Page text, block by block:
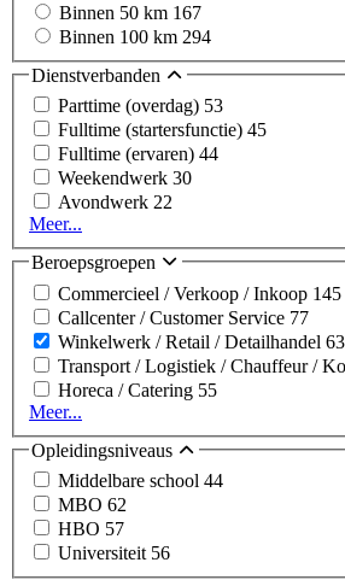
Binnen 50 km 167
Binnen 100 km 294
Dienstverbanden
Parttime (overdag) 53
Fulltime (startersfunctie) 45
Fulltime (ervaren) 44
Weekendwerk 30
Avondwerk 22
Meer...
Beroepsgroepen
Commercieel / Verkoop / Inkoop 145
Callcenter / Customer Service 77
Winkelwerk / Retail / Detailhandel 63
Transport / Logistiek / Chauffeur /
Horeca / Catering 55
Meer...
Opleidingsniveaus
Middelbare school 44
MBO 62
HBO 57
Universiteit 56